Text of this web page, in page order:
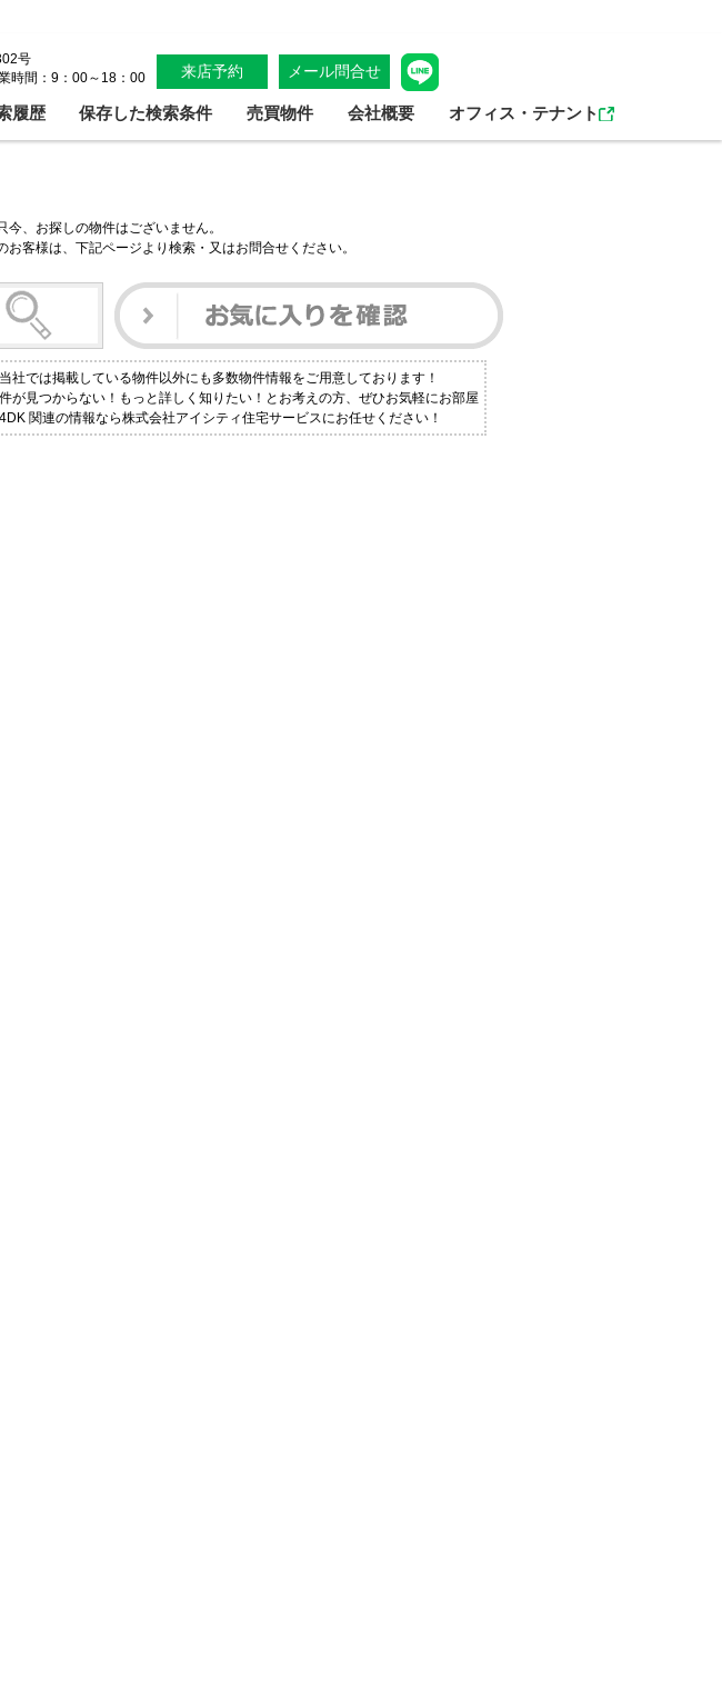
号
時間：9：00～18：00
来店予約 メール問合せ
履歴 保存した検索条件 売買物件 会社概要 オフィス・テナント
今、お探しの物件はございません。
お客様は、下記ページより検索・又はお問合せください。
社では掲載している物件以外にも多数物件情報をご用意しております！
が見つからない！もっと詳しく知りたい！とお考えの方、ぜひお気軽にお部屋
関連の情報なら株式会社アイシティ住宅サービスにお任せください！